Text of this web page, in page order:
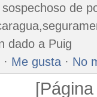
sospechoso de
dado a Puig
· Me gusta · No